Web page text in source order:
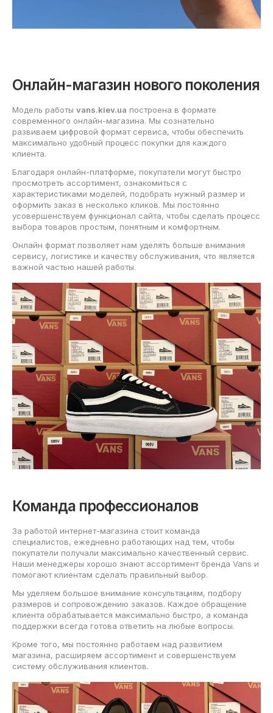
Онлайн-магазин нового поколения
Модель работы vans.kiev.ua построена в формате
современного онлайн-магазина. Мы сознательно
развиваем цифровой формат сервиса, чтобы обеспечить
максимально удобный процесс покупки для каждого
клиента.
Благодаря онлайн-платформе, покупатели могут быстро
просмотреть ассортимент, ознакомиться с
характеристиками моделей, подобрать нужный размер и
оформить заказ в несколько кликов. Мы постоянно
усовершенствуем функционал сайта, чтобы сделать процесс
выбора товаров простым, понятным и комфортным.
Онлайн формат позволяет нам уделять больше внимания
сервису, логистике и качеству обслуживания, что является
важной частью нашей работы.
Команда профессионалов
За работой интернет-магазина стоит команда
специалистов, ежедневно работающих над тем, чтобы
покупатели получали максимально качественный сервис.
Наши менеджеры хорошо знают ассортимент бренда Vans и
помогают клиентам сделать правильный выбор.
Мы уделяем большое внимание консультациям, подбору
размеров и сопровождению заказов. Каждое обращение
клиента обрабатывается максимально быстро, а команда
поддержки всегда готова ответить на любые вопросы.
Кроме того, мы постоянно работаем над развитием
магазина, расширяем ассортимент и совершенствуем
систему обслуживания клиентов.